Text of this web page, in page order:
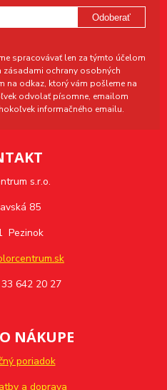
Odoberať
spracovávať len za týmto účelom
ochrany osobných
na odkaz, ktorý vám pošleme na
odvolať písomne, emailom
informačného emailu.
s.r.o.
85
Pezinok
642 20 27
NÁKUPE
poriadok
a doprava